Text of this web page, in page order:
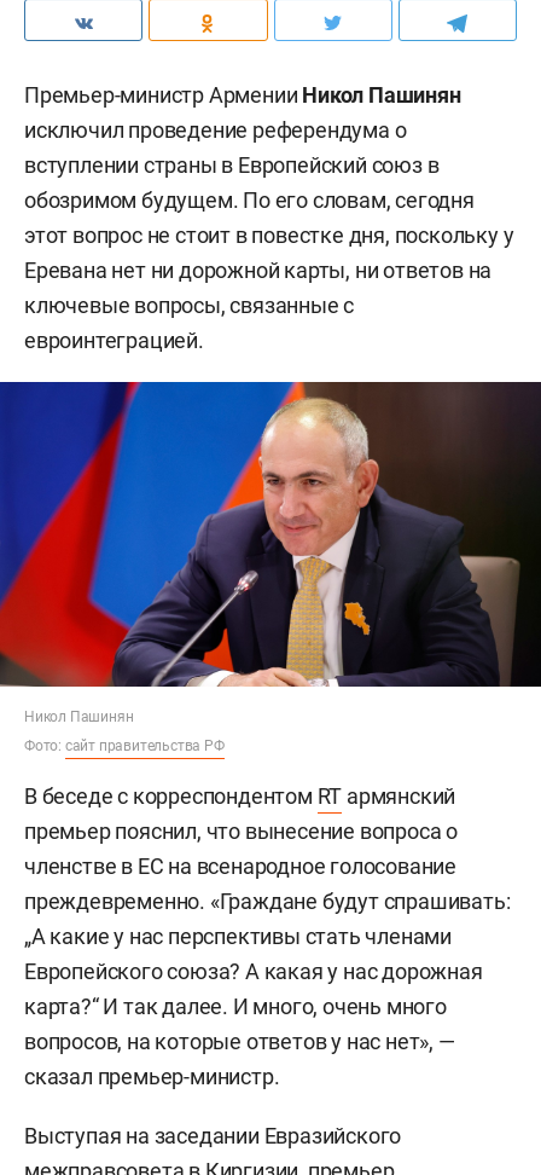
Премьер-министр Армении Никол Пашинян
исключил проведение референдума о
вступлении страны в Европейский союз в
обозримом будущем. По его словам, сегодня
этот вопрос не стоит в повестке дня, поскольку у
Еревана нет ни дорожной карты, ни ответов на
ключевые вопросы, связанные с
евроинтеграцией.
Никол Пашинян
Фото: сайт правительства РФ
В беседе с корреспондентом RT армянский
премьер пояснил, что вынесение вопроса о
членстве в ЕС на всенародное голосование
преждевременно. «Граждане будут спрашивать:
„А какие у нас перспективы стать членами
Европейского союза? А какая у нас дорожная
карта?“ И так далее. И много, очень много
вопросов, на которые ответов у нас нет», —
сказал премьер-министр.
Выступая на заседании Евразийского